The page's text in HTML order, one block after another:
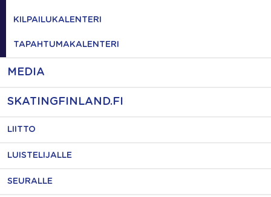
KILPAILUKALENTERI
TAPAHTUMAKALENTERI
MEDIA
SKATINGFINLAND.FI
LIITTO
LUISTELIJALLE
SEURALLE